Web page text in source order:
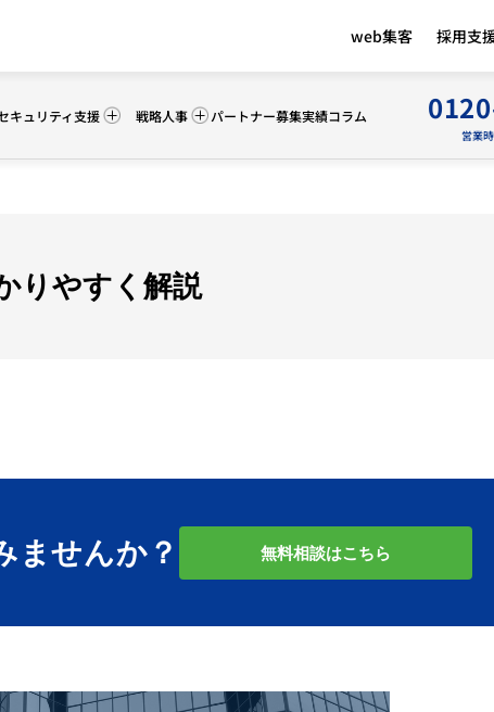
web集客 採用支
キュリティ支援 戦略人事 パートナー募集実績コラム
営業
りやすく解説
ませんか？ 無料相談はこちら